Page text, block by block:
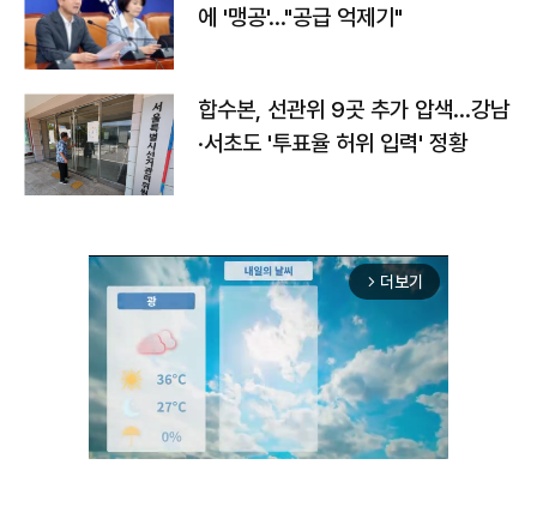
에 '맹공'…"공급 억제기"
합수본, 선관위 9곳 추가 압색…강남
·서초도 '투표율 허위 입력' 정황
arrow_forward_ios 더보기